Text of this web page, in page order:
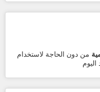
من دون الحاجة لاستخدام
اليوم